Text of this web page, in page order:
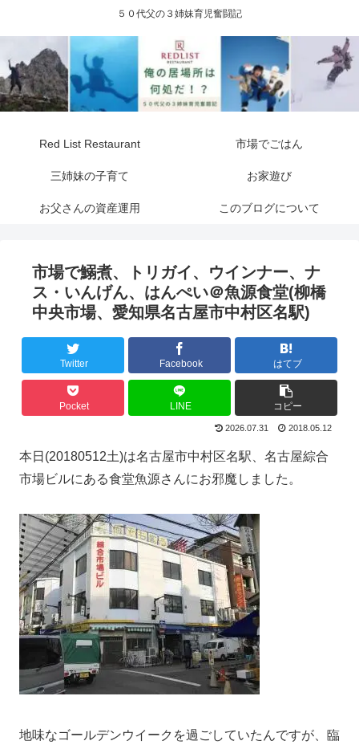
５０代父の３姉妹育児奮闘記
Red List Restaurant 市場でごはん
三姉妹の子育て お家遊び
お父さんの資産運用 このブログについて
市場で鰯煮、トリガイ、ウインナー、ナ
ス・いんげん、はんぺい＠魚源食堂(柳橋
中央市場、愛知県名古屋市中村区名駅)
Twitter Facebook はてブ
Pocket LINE コピー
2026.07.31 2018.05.12
本日(20180512土)は名古屋市中村区名駅、名古屋綜合
市場ビルにある食堂魚源さんにお邪魔しました。
地味なゴールデンウイークを過ごしていたんですが、臨